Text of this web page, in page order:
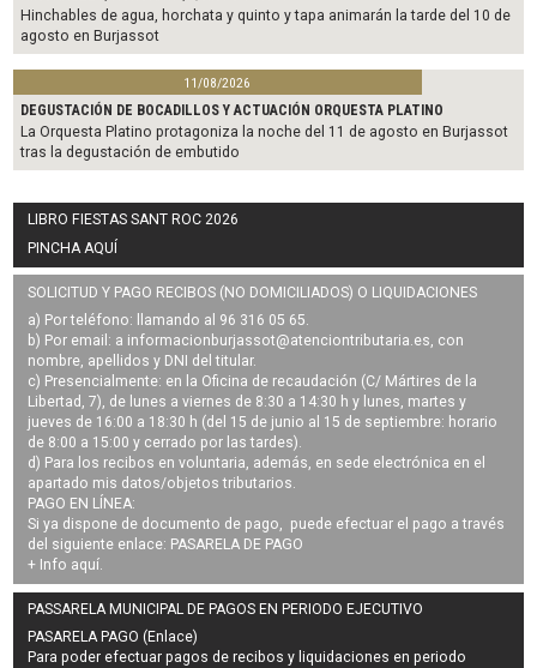
Hinchables de agua, horchata y quinto y tapa animarán la tarde del 10 de
agosto en Burjassot
11/08/2026
DEGUSTACIÓN DE BOCADILLOS Y ACTUACIÓN ORQUESTA PLATINO
La Orquesta Platino protagoniza la noche del 11 de agosto en Burjassot
tras la degustación de embutido
LIBRO FIESTAS SANT ROC 2026
PINCHA AQUÍ
SOLICITUD Y PAGO RECIBOS (NO DOMICILIADOS) O LIQUIDACIONES
a) Por teléfono: llamando al 96 316 05 65.
b) Por email: a informacionburjassot@atenciontributaria.es, con
nombre, apellidos y DNI del titular.
c) Presencialmente: en la Oficina de recaudación (C/ Mártires de la
Libertad, 7), de lunes a viernes de 8:30 a 14:30 h y lunes, martes y
jueves de 16:00 a 18:30 h (del 15 de junio al 15 de septiembre: horario
de 8:00 a 15:00 y cerrado por las tardes).
d) Para los recibos en voluntaria, además, en sede electrónica en el
apartado mis datos/objetos tributarios.
PAGO EN LÍNEA:
Si ya dispone de documento de pago, puede efectuar el pago a través
del siguiente enlace: PASARELA DE PAGO
+ Info aquí.
PASSARELA MUNICIPAL DE PAGOS EN PERIODO EJECUTIVO
PASARELA PAGO (Enlace)
Para poder efectuar pagos derecibos y liquidaciones en periodo